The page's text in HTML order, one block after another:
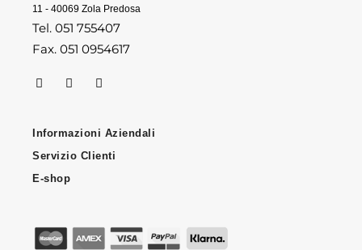
11 - 40069 Zola Predosa
Tel. 051 755407
Fax. 051 0954617
Informazioni Aziendali
Servizio Clienti
E-shop